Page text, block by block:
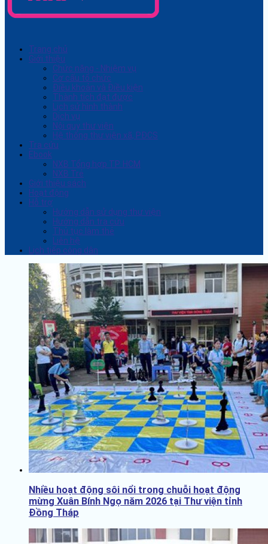
Trang chủ
Giới thiệu
Chức năng - Nhiệm vụ
Cơ cấu tổ chức
Điều khoản và Điều kiện
Thành tích đạt được
Lịch sử hình thành
Dịch vụ
Nội quy thư viện
Hệ thống thư viện xã, PĐCS
Tra cứu
Ebook
NXB Tổng hợp TP. HCM
NXB Trẻ
Giới thiệu sách
Hoạt động
Hỗ trợ
Hướng dẫn sử dụng thư viện
Hướng dẫn tra cứu
Thủ tục làm thẻ
Liên hệ
Lịch tiếp công dân
Nhiều hoạt động sôi nổi trong chuỗi hoạt động
mừng Xuân Bính Ngọ năm 2026 tại Thư viện tỉnh
Đồng Tháp